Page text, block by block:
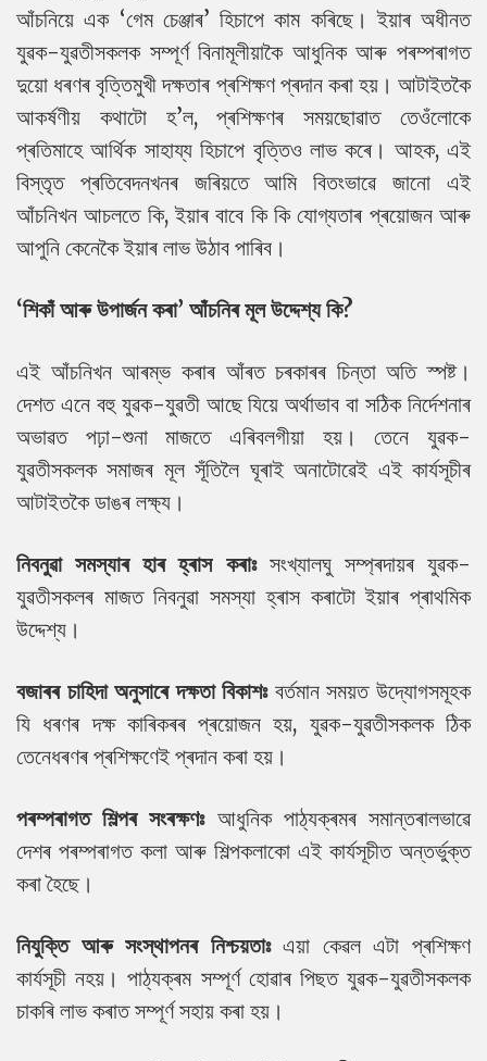
আঁচনিয়ে এক ‘গেম চেঞ্জাৰ’ হিচাপে কাম কৰিছে। ইয়াৰ অধীনত
যুৱক-যুৱতীসকলক সম্পূৰ্ণ বিনামূলীয়াকৈ আধুনিক আৰু পৰম্পৰাগত
দুয়ো ধৰণৰ বৃত্তিমুখী দক্ষতাৰ প্ৰশিক্ষণ প্ৰদান কৰা হয়। আটাইতকৈ
আকৰ্ষণীয় কথাটো হ’ল, প্ৰশিক্ষণৰ সময়ছোৱাত তেওঁলোকে
প্ৰতিমাহে আৰ্থিক সাহায্য হিচাপে বৃত্তিও লাভ কৰে। আহক, এই
বিস্তৃত প্ৰতিবেদনখনৰ জৰিয়তে আমি বিতংভাৱে জানো এই
আঁচনিখন আচলতে কি, ইয়াৰ বাবে কি কি যোগ্যতাৰ প্ৰয়োজন আৰু
আপুনি কেনেকৈ ইয়াৰ লাভ উঠাব পাৰিব।
‘শিকাঁ আৰু উপাৰ্জন কৰা’ আঁচনিৰ মূল উদ্দেশ্য কি?
এই আঁচনিখন আৰম্ভ কৰাৰ আঁৰত চৰকাৰৰ চিন্তা অতি স্পষ্ট।
দেশত এনে বহু যুৱক-যুৱতী আছে যিয়ে অৰ্থাভাব বা সঠিক নিৰ্দেশনাৰ
অভাৱত পঢ়া-শুনা মাজতে এৰিবলগীয়া হয়। তেনে যুৱক-
যুৱতীসকলক সমাজৰ মূল সূঁতিলৈ ঘূৰাই অনাটোৱেই এই কাৰ্যসূচীৰ
আটাইতকৈ ডাঙৰ লক্ষ্য।
নিবনুৱা সমস্যাৰ হাৰ হ্ৰাস কৰাঃ সংখ্যালঘু সম্প্ৰদায়ৰ যুৱক-
যুৱতীসকলৰ মাজত নিবনুৱা সমস্যা হ্ৰাস কৰাটো ইয়াৰ প্ৰাথমিক
উদ্দেশ্য।
বজাৰৰ চাহিদা অনুসাৰে দক্ষতা বিকাশঃবৰ্তমান সময়ত উদ্যোগসমূহক
যি ধৰণৰ দক্ষ কাৰিকৰৰ প্ৰয়োজন হয়, যুৱক-যুৱতীসকলক ঠিক
তেনেধৰণৰ প্ৰশিক্ষণেই প্ৰদান কৰা হয়।
পৰম্পৰাগত শিল্পৰ সংৰক্ষণঃআধুনিক পাঠ্যক্ৰমৰ সমান্তৰালভাৱে
দেশৰ পৰম্পৰাগত কলা আৰু শিল্পকলাকো এই কাৰ্যসূচীত অন্তৰ্ভুক্ত
কৰা হৈছে।
নিযুক্তি আৰু সংস্থাপনৰ নিশ্চয়তাঃএয়া কেৱল এটা প্ৰশিক্ষণ
কাৰ্যসূচী নহয়। পাঠ্যক্ৰম সম্পূৰ্ণ হোৱাৰ পিছত যুৱক-যুৱতীসকলক
চাকৰি লাভ কৰাত সম্পূৰ্ণ সহায় কৰা হয়।